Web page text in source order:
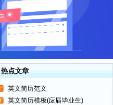
热点文章
英文简历范文
英文简历模板(应届毕业生)